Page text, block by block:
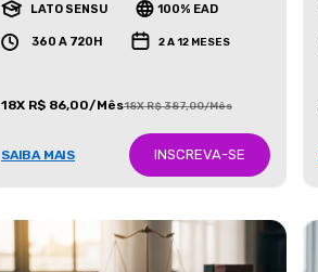
LATO SENSU 100% EAD
360 A 720H 2 A 12 MESES
18X R$ 86,00/Mês18X R$ 387,00/Mês
SAIBA MAIS INSCREVA-SE